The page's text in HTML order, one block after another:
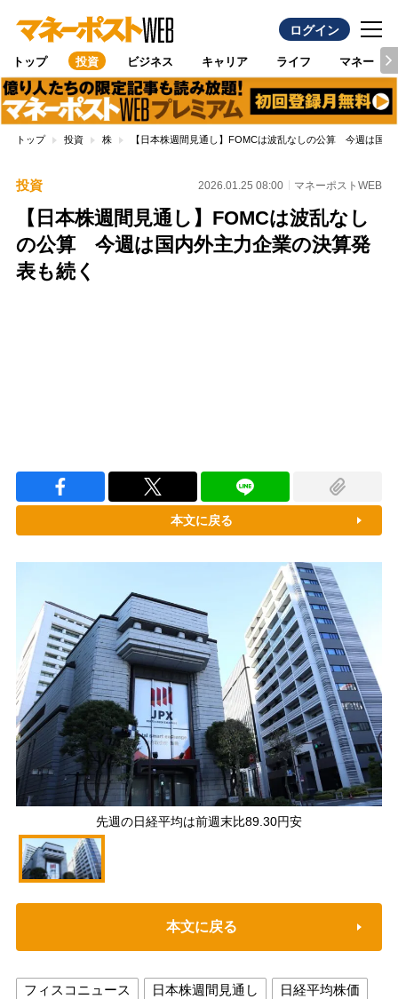
ログイン
トップ 投資 ビジネス キャリア ライフ マネー
トップ 投資 株 【日本株週間見通し】FOMCは波乱なしの公算 今週は国
投資 2026.01.25 08:00 マネーポストWEB
【日本株週間見通し】FOMCは波乱なし
の公算 今週は国内外主力企業の決算発
表も続く
本文に戻る
先週の日経平均は前週末比89.30円安
本文に戻る
フィスコニュース 日本株週間見通し 日経平均株価